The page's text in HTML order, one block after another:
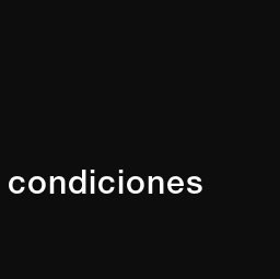
condiciones